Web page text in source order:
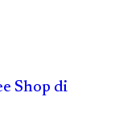
Shop di